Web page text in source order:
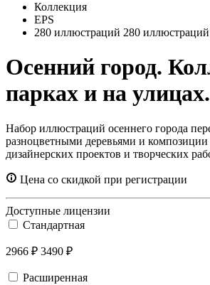
Коллекция
EPS
280 иллюстраций 280 иллюстраций
Осенний город.
парках и на улицах.
Набор иллюстраций осеннего города
разноцветными деревьями и
дизайнерских проектов и творческих
Цена со скидкой при регистрации
Доступные лицензии
Стандартная
2966 ₽ 3490 ₽
Расширенная